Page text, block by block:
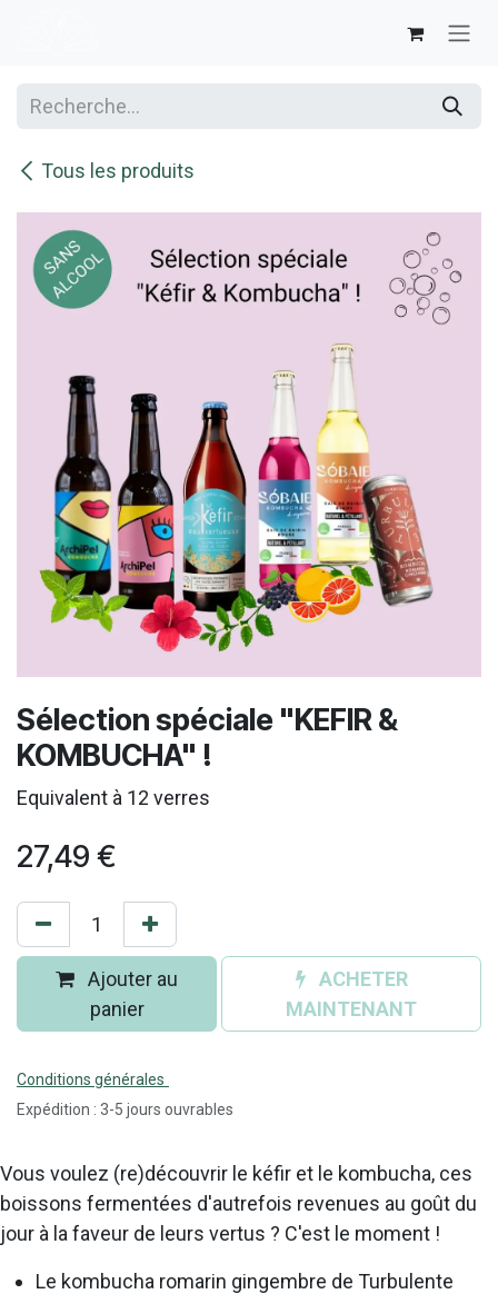
Tous les produits
Sélection spéciale "KEFIR &
KOMBUCHA" !
Equivalent à 12 verres
27,49 €
Ajouter au
panier
ACHETER
MAINTENANT
Conditions générales
Expédition : 3-5 jours ouvrables
Vous voulez (re)découvrir le kéfir et le kombucha, ces
boissons fermentées d'autrefois revenues au goût du
jour à la faveur de leurs vertus ? C'est le moment !
Le kombucha romarin gingembre de Turbulente